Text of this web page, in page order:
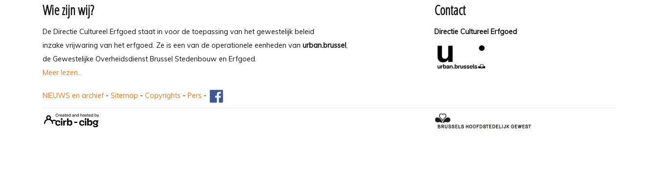
Wie zijn wij?
De Directie Cultureel Erfgoed staat in voor de toepassing van het gewestelijk beleid
inzake vrijwaring van het erfgoed. Ze is een van de operationele eenheden van urban.brussel,
de Gewestelijke Overheidsdienst Brussel Stedenbouw en Erfgoed.
Meer lezen...
Contact
Directie Cultureel Erfgoed
NIEUWS en archief - Sitemap - Copyrights - Pers -